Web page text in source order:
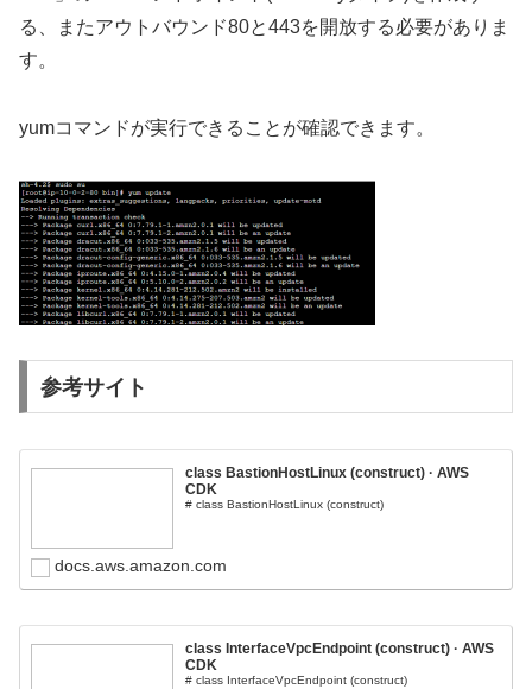
る、またアウトバウンド80と443を開放する必要がありま
す。
yumコマンドが実行できることが確認できます。
参考サイト
class BastionHostLinux (construct) · AWS
CDK
# class BastionHostLinux (construct)
docs.aws.amazon.com
class InterfaceVpcEndpoint (construct) · AWS
CDK
# class InterfaceVpcEndpoint (construct)